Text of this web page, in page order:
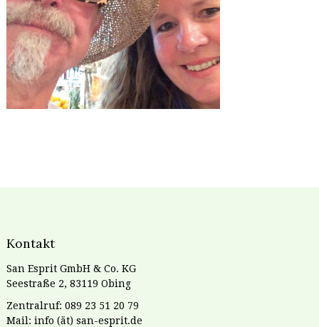
Kontakt
San Esprit GmbH & Co. KG
Seestraße 2, 83119 Obing
Zentralruf: 089 23 51 20 79
Mail: info (ät) san-esprit.de